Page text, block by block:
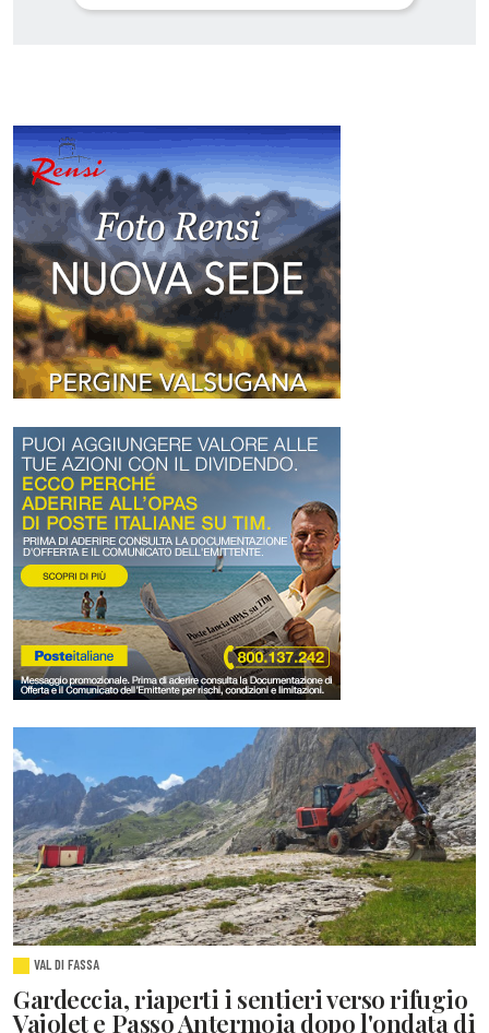
VAL DI FASSA
Gardeccia, riaperti i sentieri verso rifugio
Vajolet e Passo Antermoia dopo l'ondata di